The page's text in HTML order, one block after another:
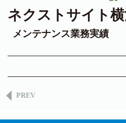
ネクストサイト
メンテナンス業務実績
PREV